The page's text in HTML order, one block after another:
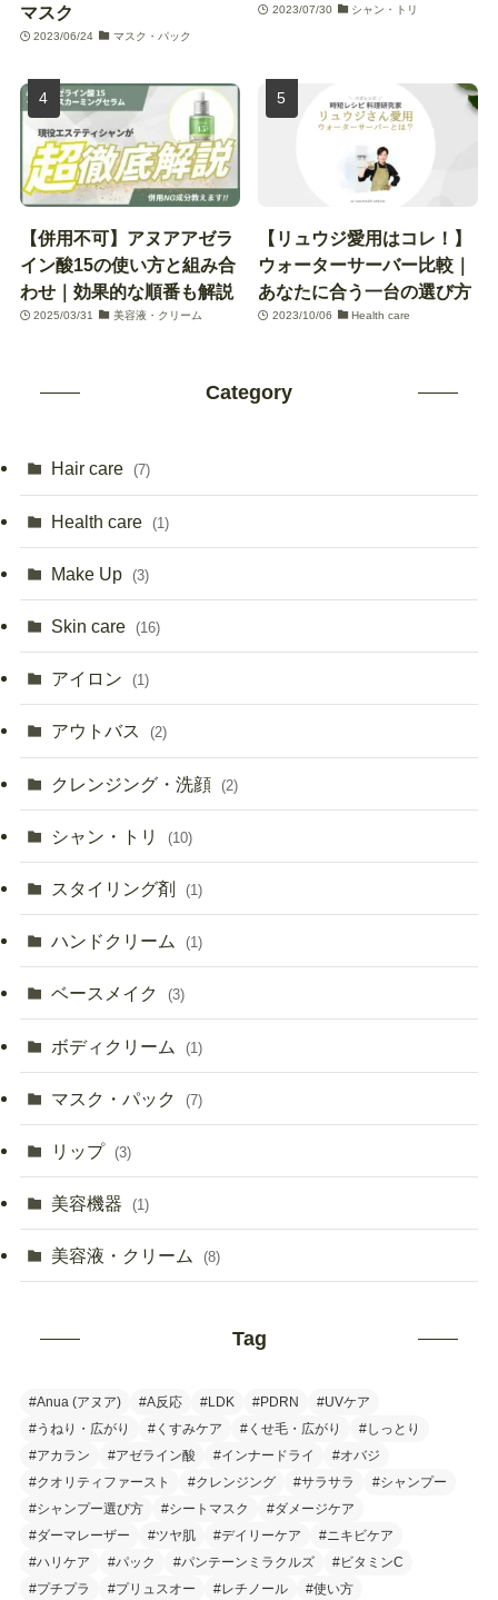
マスク
2023/06/24 マスク・パック
2023/07/30 シャン・トリ
【併用不可】アヌアアゼラ
イン酸15の使い方と組み合
わせ｜効果的な順番も解説
2025/03/31 美容液・クリーム
【リュウジ愛用はコレ！】
ウォーターサーバー比較｜
あなたに合う一台の選び方
2023/10/06 Health care
Category
Hair care (7)
Health care (1)
Make Up (3)
Skin care (16)
アイロン (1)
アウトバス (2)
クレンジング・洗顔 (2)
シャン・トリ (10)
スタイリング剤 (1)
ハンドクリーム (1)
ベースメイク (3)
ボディクリーム (1)
マスク・パック (7)
リップ (3)
美容機器 (1)
美容液・クリーム (8)
Tag
#Anua (アヌア) #A反応 #LDK #PDRN
#UVケア
#うねり・広がり
#くすみケア #くせ毛・広がり
#しっとり
#アカラン
#アゼライン酸 #インナードライ
#オバジ
#クオリティファースト
#クレンジング #サラサラ
#シャンプー
#シャンプー選び方
#シートマスク
#ダメージケア
#ダーマレーザー
#ツヤ肌 #デイリーケア
#ニキビケア
#ハリケア
#パック #パンテーンミラクルズ
#ビタミンC
#プチプラ
#プリュスオー #レチノール #使い方